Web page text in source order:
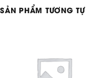
SẢN PHẨM TƯƠNG TỰ